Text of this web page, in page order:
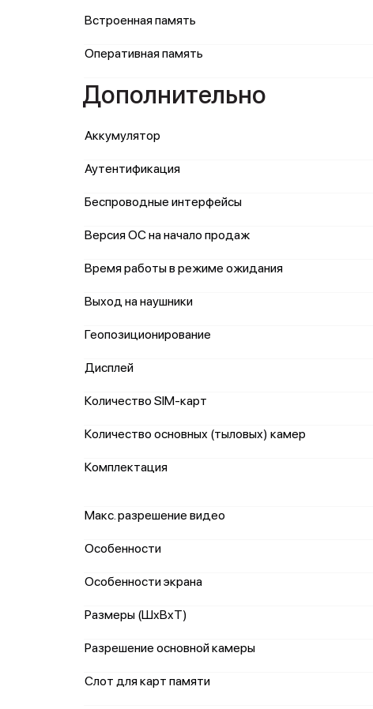
Встроенная память
Оперативная память
Дополнительно
Аккумулятор
Аутентификация
Беспроводные интерфейсы
Версия ОС на начало продаж
Время работы в режиме ожидания
Выход на наушники
Геопозиционирование
Дисплей
Количество SIM-карт
Количество основных (тыловых) камер
Комплектация
Макс. разрешение видео
Особенности
Особенности экрана
Размеры (ШxВxТ)
Разрешение основной камеры
Слот для карт памяти